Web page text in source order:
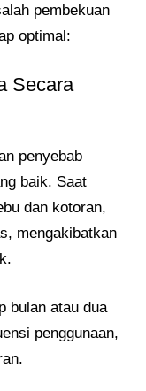
pembekuan
optimal:
Secara
penyebab
baik. Saat
dan kotoran,
mengakibatkan
bulan atau dua
penggunaan,